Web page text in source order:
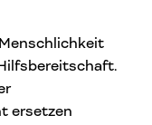
ersetzen